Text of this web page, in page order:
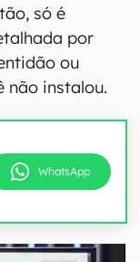
só é
por
ou
não instalou.
WhatsApp